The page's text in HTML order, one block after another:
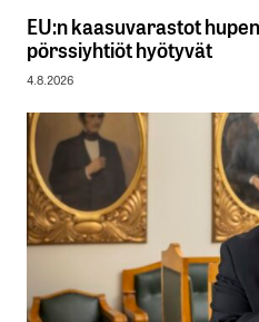
EU:n kaasuvarastot
pörssiyhtiöt hyötyvät
4.8.2026